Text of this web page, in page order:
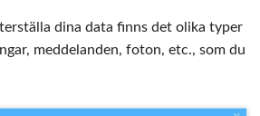
dina data finns det olika typer
meddelanden, foton, etc., som du